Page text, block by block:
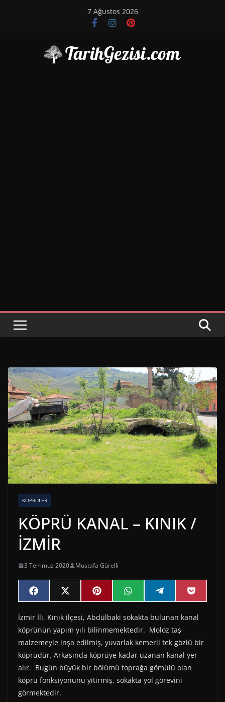
7 Ağustos 2026
KÖPRÜLER
KÖPRÜ KANAL – KINIK /
İZMİR
3 Temmuz 2020 Mustafa Gürelli
Share
on
F
a
c
e
b
o
o
k
Share
on
X
(
w
i
t
t
e
r
)
Share
on
P
i
t
e
r
e
s
t
Share
on
W
h
t
s
A
p
p
Share
on
e
e
g
r
a
m
Share
on
P
o
k
İzmir İli, Kınık ilçesi, Abdülbaki sokakta bulunan kanal
köprünün yapım yılı bilinmemektedir. Moloz taş
malzemeyle inşa edilmiş, yuvarlak kemerli tek gözlü bir
köprüdür. Arkasında köprüye kadar uzanan kanal yer
alır. Bugün büyük bir bölümü toprağa gömülü olan
köprü fonksiyonunu yitirmiş, sokakta yol görevini
görmektedir.